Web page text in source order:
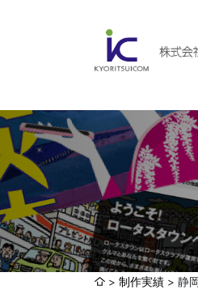
会社案内
会
Web制作・
WEB
ホームページ制
ランディングペ
Web分析・改
インターネッ
制作実績 静